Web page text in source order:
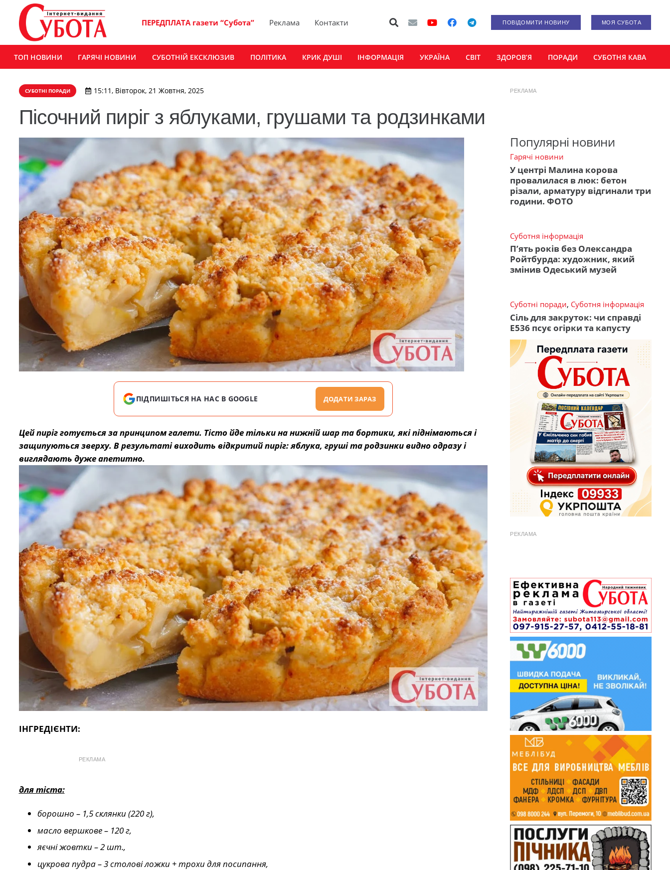
ПЕРЕДПЛАТА газети “Субота” Реклама Контакти ПОВІДОМИТИ НОВИНУ МОЯ СУБОТА
ТОП НОВИНИ ГАРЯЧІ НОВИНИ СУБОТНІЙ ЕКСКЛЮЗИВ ПОЛІТИКА КРИК ДУШІ ІНФОРМАЦІЯ УКРАЇНА СВІТ ЗДОРОВ’Я ПОРАДИ СУБОТНЯ КАВА
СУБОТНІ ПОРАДИ 15:11, Вівторок, 21 Жовтня, 2025
Пісочний пиріг з яблуками, грушами та родзинками
ПІДПИШІТЬСЯ НА НАС В GOOGLE ДОДАТИ ЗАРАЗ
Цей пиріг готується за принципом галети. Тісто йде тільки на нижній шар та бортики, які піднімаються і
защипуються зверху. В результаті виходить відкритий пиріг: яблука, груші та родзинки видно одразу і
виглядають дуже апетитно.
ІНГРЕДІЄНТИ:
РЕКЛАМА
для тіста:
борошно – 1,5 склянки (220 г),
масло вершкове – 120 г,
яєчні жовтки – 2 шт.,
цукрова пудра – 3 столові ложки + трохи для посипання,
РЕКЛАМА
Популярні новини
Гарячі новини
У центрі Малина корова
провалилася в люк: бетон
різали, арматуру відгинали три
години. ФОТО
Суботня інформація
П’ять років без Олександра
Ройтбурда: художник, який
змінив Одеський музей
Суботні поради, Суботня інформація
Сіль для закруток: чи справді
Е536 псує огірки та капусту
РЕКЛАМА